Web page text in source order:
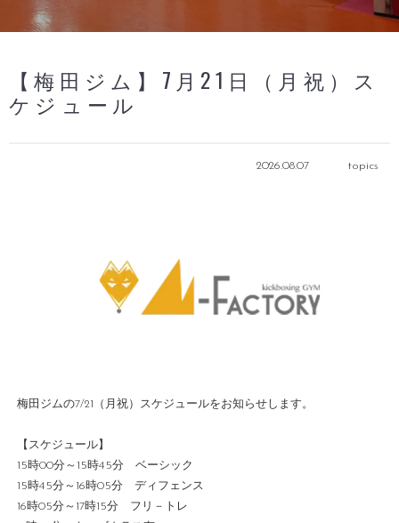
【梅田ジム】7月21日（月祝）ス
ケジュール
2026.08.07 topics
梅田ジムの7/21（月祝）スケジュールをお知らせします。
【スケジュール】
15時00分～15時45分 ベーシック
15時45分～16時05分 ディフェンス
16時05分～17時15分 フリ－トレ